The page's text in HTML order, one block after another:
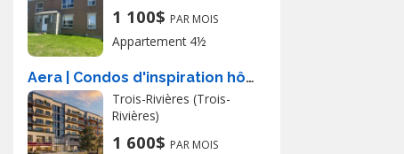
1 100$ PAR MOIS
Appartement 4½
Aera | Condos d'inspiration hôtelière
Trois-Rivières (Trois-
Rivières)
1 600$ PAR MOIS